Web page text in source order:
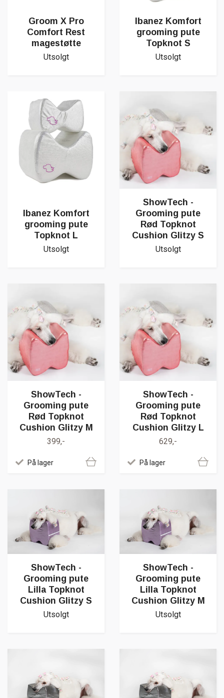
Groom X Pro
Comfort Rest
magestøtte
Utsolgt
Ibanez Komfort
grooming pute
Topknot S
Utsolgt
Ibanez Komfort
grooming pute
Topknot L
Utsolgt
ShowTech -
Grooming pute
Rød Topknot
Cushion Glitzy S
Utsolgt
ShowTech -
Grooming pute
Rød Topknot
Cushion Glitzy M
399,-
På lager
ShowTech -
Grooming pute
Rød Topknot
Cushion Glitzy L
629,-
På lager
ShowTech -
Grooming pute
Lilla Topknot
Cushion Glitzy S
Utsolgt
ShowTech -
Grooming pute
Lilla Topknot
Cushion Glitzy M
Utsolgt